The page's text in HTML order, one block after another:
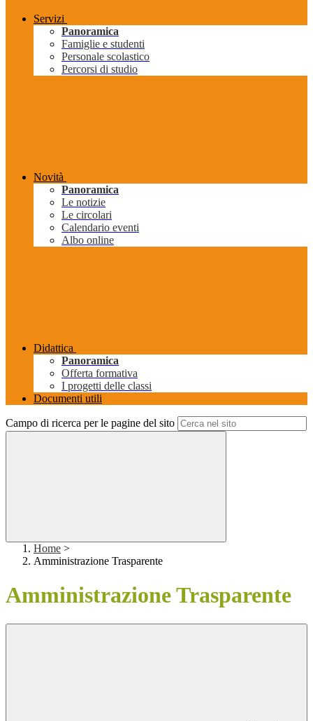
Servizi
Panoramica
Famiglie e studenti
Personale scolastico
Percorsi di studio
Novità
Panoramica
Le notizie
Le circolari
Calendario eventi
Albo online
Didattica
Panoramica
Offerta formativa
I progetti delle classi
Documenti utili
Campo di ricerca per le pagine del sito
Home >
Amministrazione Trasparente
Amministrazione Trasparente